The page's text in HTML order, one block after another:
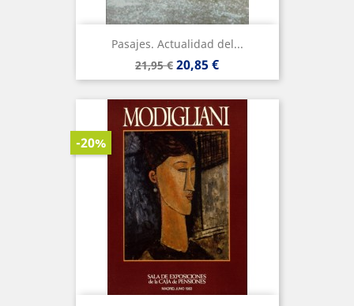
Pasajes. Actualidad del...
Precio
base
21,95 € Precio
20,85 €
-20%